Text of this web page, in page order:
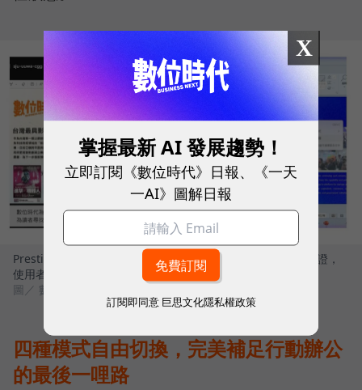
Prestige 14 Flip AI+完美符合 Windows Copilot+ PC 架構認證，
使用者可解鎖多項雲端無法執行的關鍵功能
圖／ 數位時代
四種模式自由切換，完美補足行動辦公
的最後一哩路
X
掌握最新 AI 發展趨勢！
立即訂閱《數位時代》日報、《一天
一AI》圖解日報
訂閱即同意 巨思文化隱私權政策